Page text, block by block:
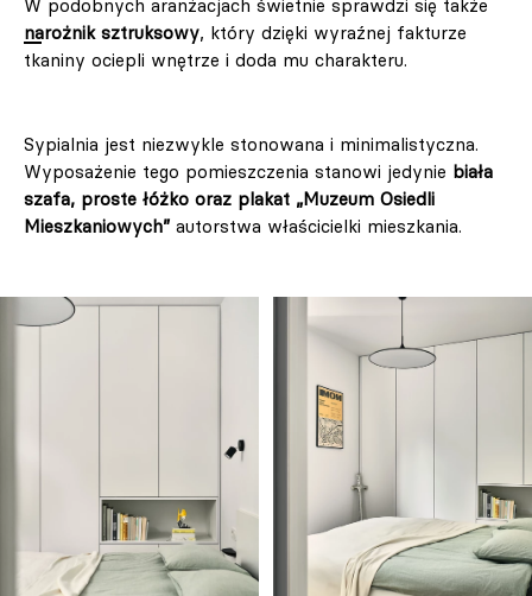
W podobnych aranżacjach świetnie sprawdzi się także
narożnik sztruksowy, który dzięki wyraźnej fakturze
tkaniny ociepli wnętrze i doda mu charakteru.
Sypialnia jest niezwykle stonowana i minimalistyczna.
Wyposażenie tego pomieszczenia stanowi jedynie biała
szafa, proste łóżko oraz plakat „Muzeum Osiedli
Mieszkaniowych” autorstwa właścicielki mieszkania.